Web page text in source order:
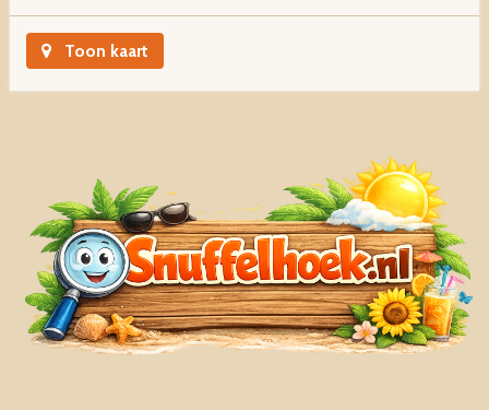
Toon kaart